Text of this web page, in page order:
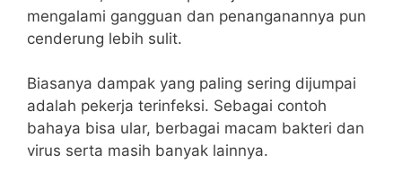
mengalami gangguan dan penanganannya pun
cenderung lebih sulit.
Biasanya dampak yang paling sering dijumpai
adalah pekerja terinfeksi. Sebagai contoh
bahaya bisa ular, berbagai macam bakteri dan
virus serta masih banyak lainnya.